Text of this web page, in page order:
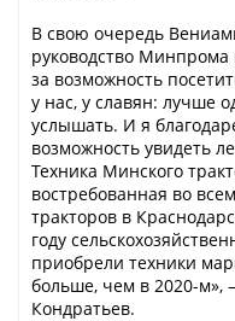
В свою очередь
руководство Минпрома
за возможность
у нас, у славян: лучше
услышать. И я
возможность увидеть
Техника Минского
востребованная во
тракторов в
году
приобрели техники
больше, чем в 2020-
Кондратьев.